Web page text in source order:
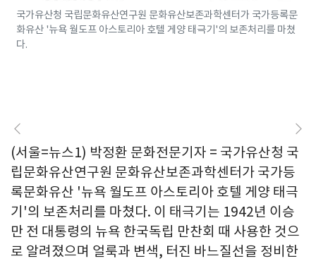
국가유산청 국립문화유산연구원 문화유산보존과학센터가 국가등록문
화유산 '뉴욕 월도프 아스토리아 호텔 게양 태극기'의 보존처리를 마쳤
다.
(서울=뉴스1) 박정환 문화전문기자 = 국가유산청 국
립문화유산연구원 문화유산보존과학센터가 국가등
록문화유산 '뉴욕 월도프 아스토리아 호텔 게양 태극
기'의 보존처리를 마쳤다. 이 태극기는 1942년 이승
만 전 대통령의 뉴욕 한국독립 만찬회 때 사용한 것으
로 알려졌으며 얼룩과 변색, 터진 바느질선을 정비한